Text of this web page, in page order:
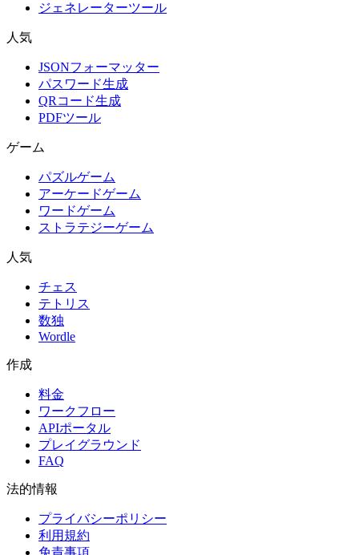
ジェネレーターツール
人気
JSONフォーマッター
パスワード生成
QRコード生成
PDFツール
ゲーム
パズルゲーム
アーケードゲーム
ワードゲーム
ストラテジーゲーム
人気
チェス
テトリス
数独
Wordle
作成
料金
ワークフロー
APIポータル
プレイグラウンド
FAQ
法的情報
プライバシーポリシー
利用規約